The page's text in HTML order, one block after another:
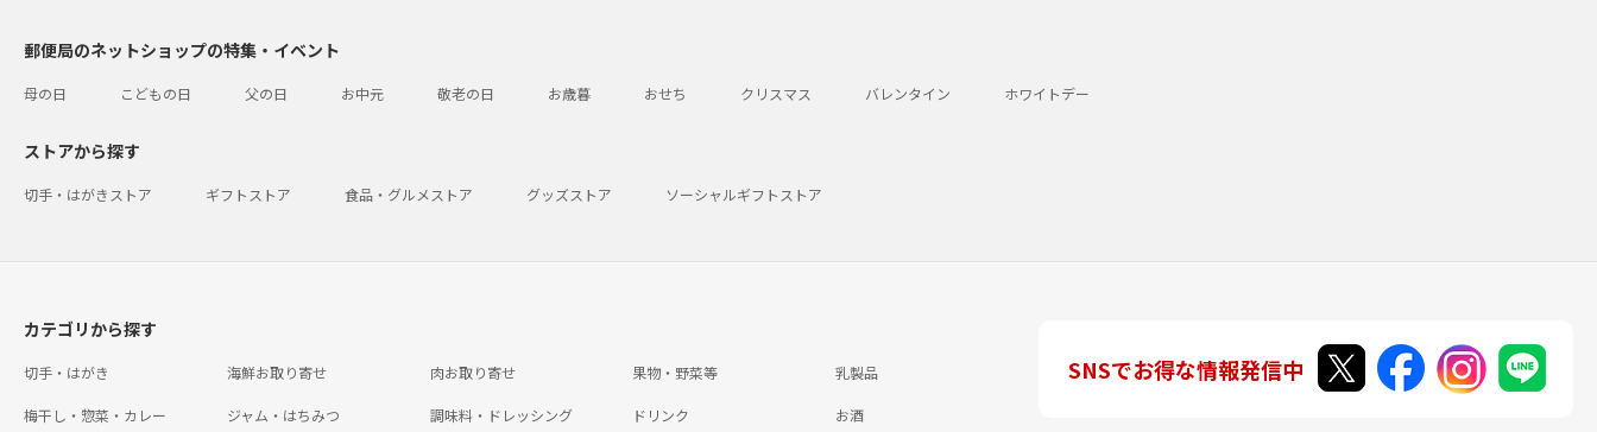
郵便局のネットショップの特集・イベント
母の日 こどもの日 父の日 お中元 敬老の日 お歳暮 おせち クリスマス バレンタイン ホワイトデー
ストアから探す
切手・はがきストア ギフトストア 食品・グルメストア グッズストア ソーシャルギフトストア
カテゴリから探す
切手・はがき 海鮮お取り寄せ 肉お取り寄せ 果物・野菜等 乳製品
梅干し・惣菜・カレー ジャム・はちみつ 調味料・ドレッシング ドリンク お酒
SNSでお得な情報発信中